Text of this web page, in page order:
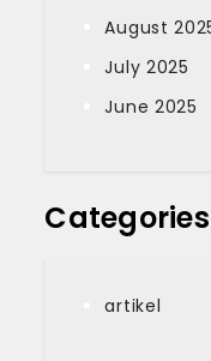
August
July 2025
June 2025
Categories
artikel